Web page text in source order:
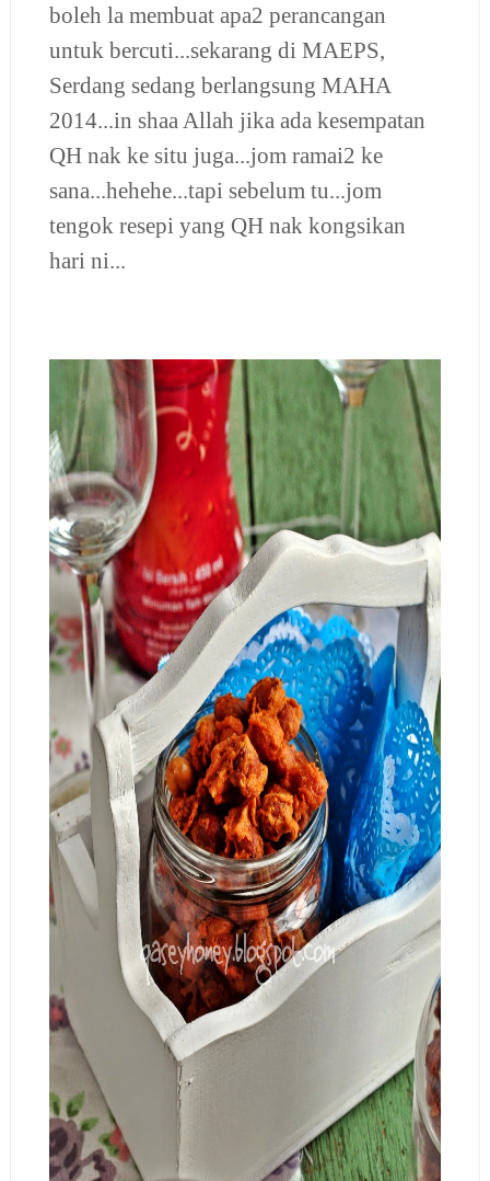
boleh la membuat apa2 perancangan
untuk bercuti...sekarang di MAEPS,
Serdang sedang berlangsung MAHA
2014...in shaa Allah jika ada kesempatan
QH nak ke situ juga...jom ramai2 ke
sana...hehehe...tapi sebelum tu...jom
tengok resepi yang QH nak kongsikan
hari ni...